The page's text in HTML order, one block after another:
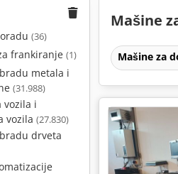
(36)
frankiranje (1)
metala i
(31.988)
vozila i
vozila (27.830)
drveta
Mašine
Mašine za